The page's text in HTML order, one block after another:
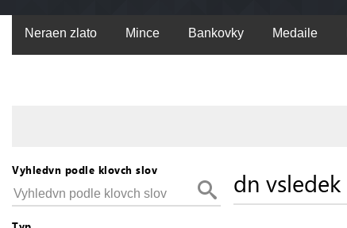
Neraen zlato Mince Bankovky Medaile
Vyhledvn podle klovch slov dn vsledek